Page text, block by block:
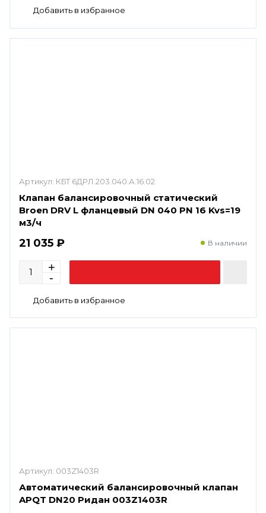
Артикул: КБТ 6ДРЛ.203.040.А.16.02
Клапан балансировочный статический
Broen DRV L фланцевый DN 040 PN 16 Kvs=19
м3/ч
21 035 ₽ В наличии
Артикул: 003Z1403R
Автоматический балансировочный клапан
APQT DN20 Ридан 003Z1403R